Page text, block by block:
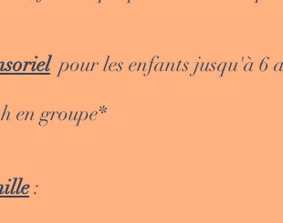
pour les enfants jusqu'à 6
groupe*
: